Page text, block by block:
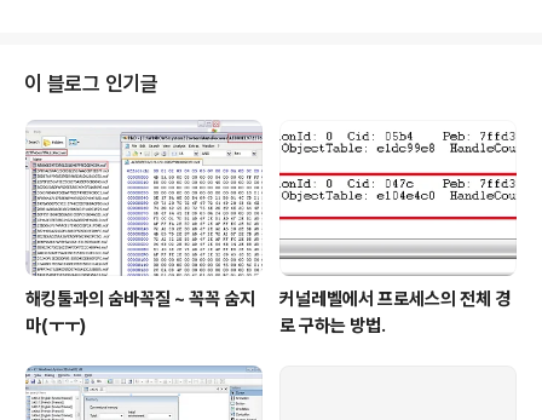
이 블로그 인기글
해킹툴과의 숨바꼭질 ~ 꼭꼭 숨지
마(ㅜㅜ)
커널레벨에서 프로세스의 전체 경
로 구하는 방법.